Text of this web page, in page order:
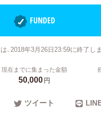
FUNDED
、2018年3月26日23:59に終了し
現在までに集まった金額
50,000円
ツイート